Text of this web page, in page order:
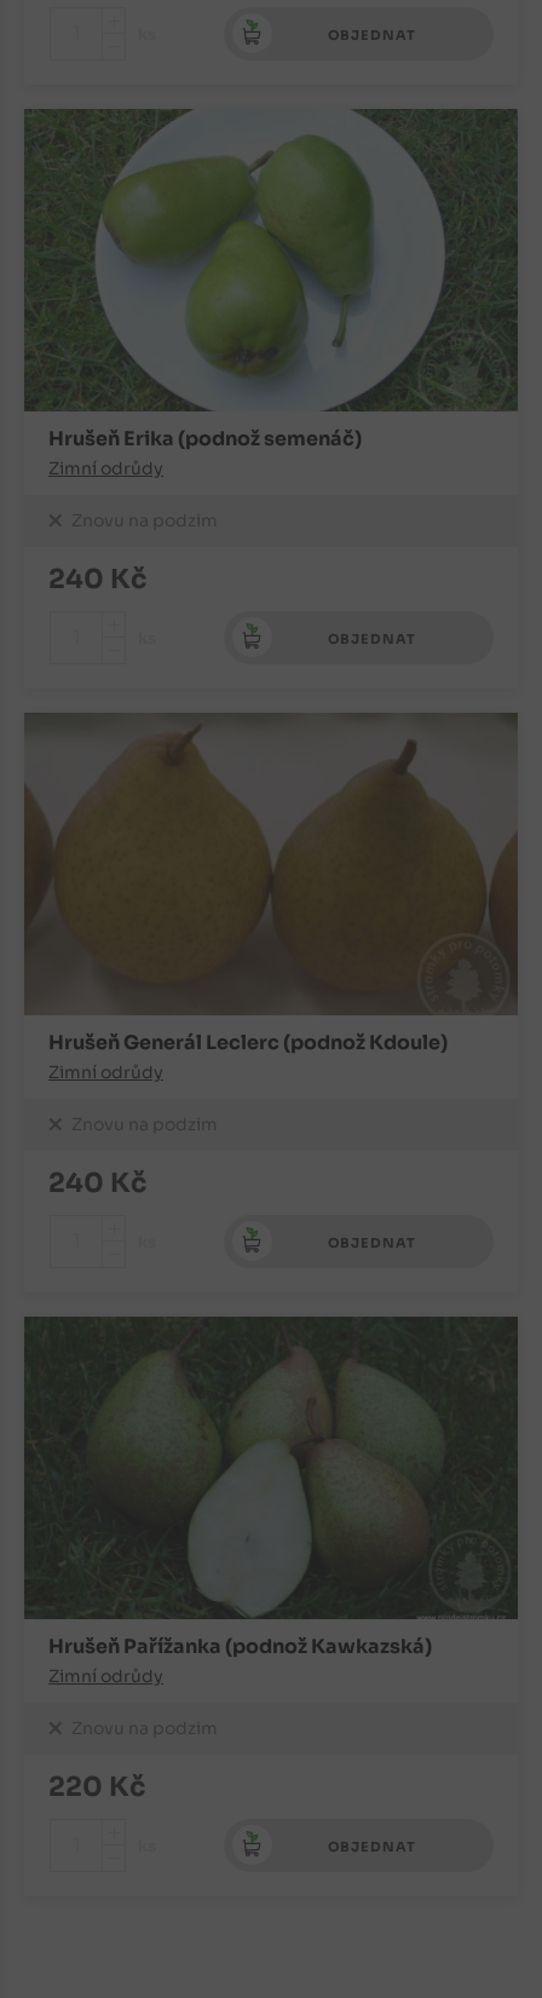
OBJEDNAT
Hrušeň Erika (podnož semenáč)
Zimní odrůdy
Znovu na podzim
240 Kč
OBJEDNAT
Hrušeň Generál Leclerc (podnož Kdoule)
Zimní odrůdy
Znovu na podzim
240 Kč
OBJEDNAT
Hrušeň Pařížanka (podnož Kawkazská)
Zimní odrůdy
Znovu na podzim
220 Kč
OBJEDNAT